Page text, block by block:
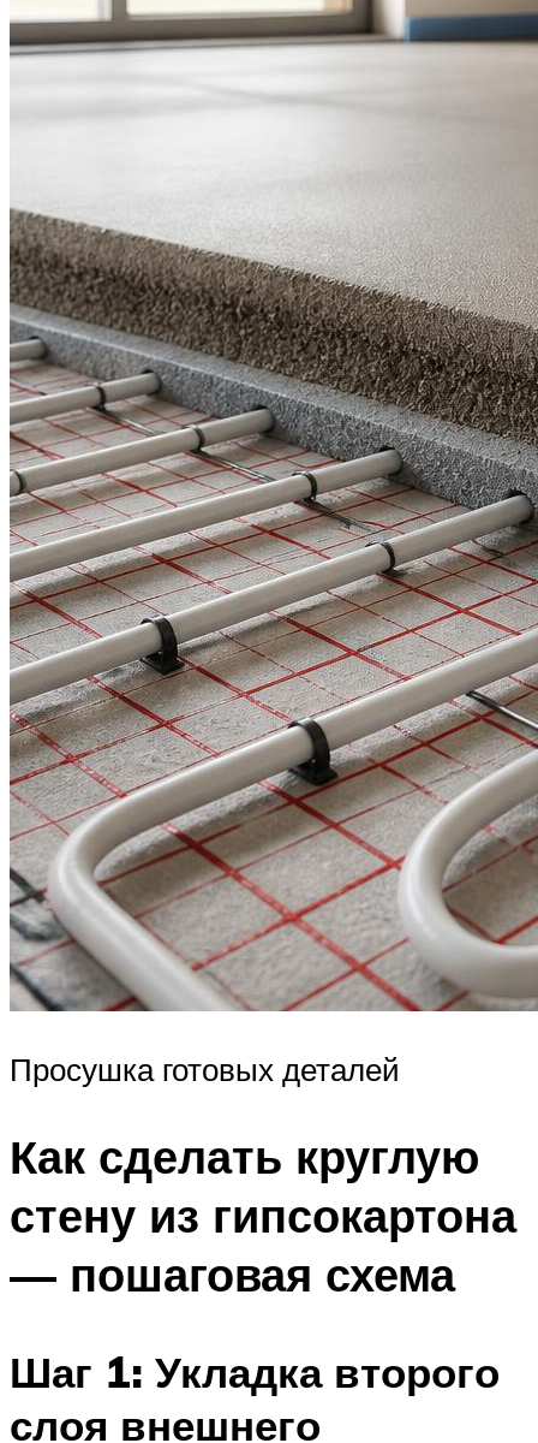
Просушка готовых деталей
Как сделать круглую
стену из гипсокартона
— пошаговая схема
Шаг 1: Укладка второго
слоя внешнего